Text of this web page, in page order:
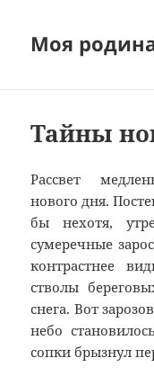
Моя
Тайны
Рассвет
нового дня.
бы нехотя,
сумеречные
контрастнее
стволы
снега. Вот
небо
сопки брызнул